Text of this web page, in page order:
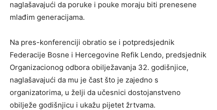
naglašavajući da poruke i pouke moraju biti prenesene
mlađim generacijama.
Na pres-konferenciji obratio se i potpredsjednik
Federacije Bosne i Hercegovine Refik Lendo, predsjednik
Organizacionog odbora obilježavanja 32. godišnjice,
naglašavajući da mu je čast što je zajedno s
organizatorima, u želji da učesnici dostojanstveno
obilježe godišnjicu i ukažu pijetet žrtvama.